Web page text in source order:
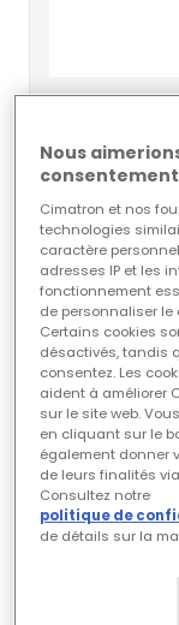
Víctor
04/06/2026
Rencontrez
Cimatron
espagnols à
CAO/FAO et
Nous
consentement
Cimatron et nos
technologies
caractère
adresses IP et les
fonctionnement
de personnaliser
Certains cookies
désactivés, tandis
consentez. Les
aident à améliorer
sur le site web.
en cliquant sur le
également donner
de leurs finalités
Consultez notre
politique de
de détails sur la